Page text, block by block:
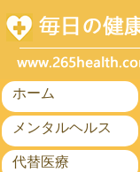
ホーム
メンタルヘルス
代替医療